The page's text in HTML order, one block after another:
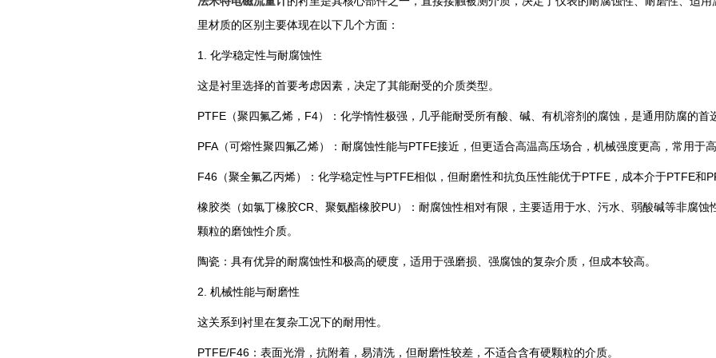
里材质的区别主要体现在以下几个方面：
1. ‌化学稳定性与耐腐蚀性‌
这是衬里选择的首要考虑因素，决定了其能耐受的介质类型。
‌PTFE（聚四氟乙烯，F4）‌：化学惰性极强，几乎能耐受所有酸、碱、有机溶剂的腐蚀，是通用防腐的首
‌PFA（可熔性聚四氟乙烯）‌：耐腐蚀性能与PTFE接近，但更适合高温高压场合，机械强度更高，常用于
‌F46（聚全氟乙丙烯）‌：化学稳定性与PTFE相似，但耐磨性和抗负压性能优于PTFE，成本介于PTFE和
橡胶类（如氯丁橡胶CR、聚氨酯橡胶PU）‌：耐腐蚀性相对有限，主要适用于水、污水、弱酸碱等非腐蚀
颗粒的磨蚀性介质。‌
‌陶瓷‌：具有优异的耐腐蚀性和极高的硬度，适用于强磨损、强腐蚀的复杂介质，但成本较高。‌
2. ‌机械性能与耐磨性‌
这关系到衬里在复杂工况下的耐用性。
‌PTFE/F46‌：表面光滑，抗附着，易清洗，但耐磨性较差，不适合含有硬颗粒的介质。‌